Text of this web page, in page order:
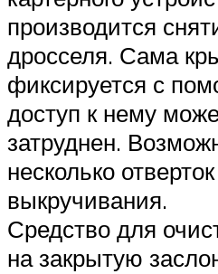
производится
дросселя. Сама
фиксируется с
доступ к нему
затруднен.
несколько
выкручивания.
Средство для
на закрытую